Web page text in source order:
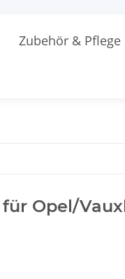
Zubehör & Pflege
Opel/